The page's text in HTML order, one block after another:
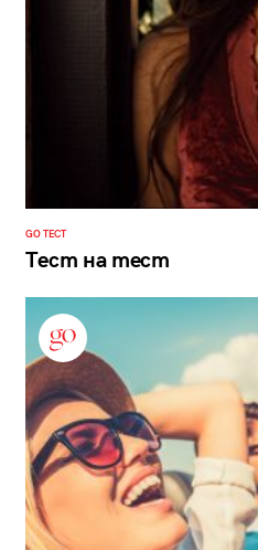
GO ТЕСТ
Тест на тест